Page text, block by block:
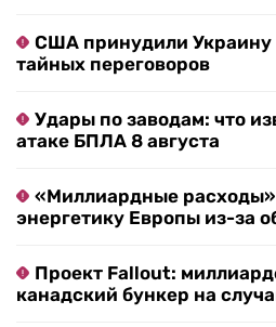
США принудили Украину
тайных переговоров
Удары по заводам: что
атаке БПЛА 8 августа
«Миллиардные
энергетику Европы из-за
Проект Fallout:
канадский бункер на